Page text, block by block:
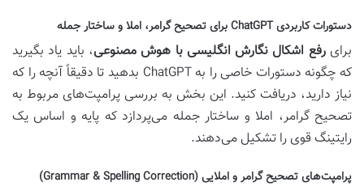
دستورات کاربردی ChatGPT برای تصحیح گرامر، املا و ساختار جمله
برایرفع اشکال نگارش انگلیسی با هوش مصنوعی، باید یاد بگیرید
که چگونه دستورات خاصی را به ChatGPT بدهید تا دقیقاً آنچه را که
نیاز دارید، دریافت کنید. این بخش به بررسی پرامپت‌های مربوط به
تصحیح گرامر، املا و ساختار جمله می‌پردازد که پایه و اساس یک
رایتینگ قوی را تشکیل می‌دهند.
پرامپت‌های تصحیح گرامر و املایی (Grammar & Spelling Correction)